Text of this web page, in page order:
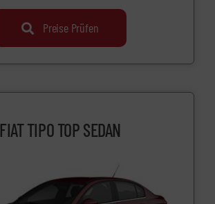
Preise Prüfen
FIAT TIPO TOP SEDAN